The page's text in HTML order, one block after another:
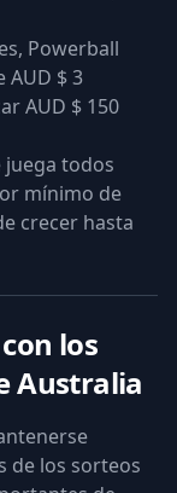
Powerball
$ 3
AUD $ 150
juega todos
mínimo de
crecer hasta
los
Australia
de los sorteos